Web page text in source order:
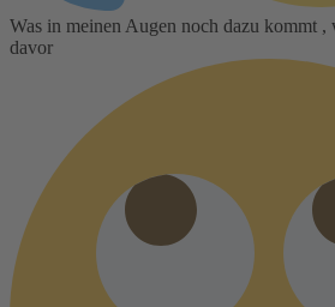
Was in meinen Augen noch dazu kommt
davor